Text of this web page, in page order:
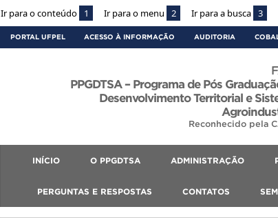
Ir para o conteúdo 1 Ir para o menu 2 Ir para a busca 3
PORTAL UFPEL ACESSO À INFORMAÇÃO AUDITORIA
PPGDTSA – Programa de Pós
Desenvolvimento Territorial e
Reconhecido pela
INÍCIO O PPGDTSA ADMINISTRAÇÃO
PERGUNTAS E RESPOSTAS CONTATOS